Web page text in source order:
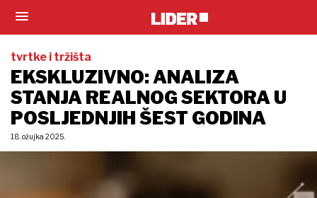
tvrtke i tržišta
EKSKLUZIVNO: ANALIZA
STANJA REALNOG SEKTORA U
POSLJEDNJIH ŠEST GODINA
18. ožujka 2025.